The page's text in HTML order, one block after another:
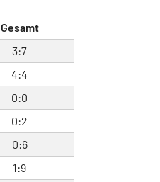
Gesamt
3:7
4:4
0:0
0:2
0:6
1:9